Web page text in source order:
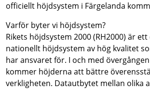
officiellt höjdsystem i Färgelanda
Varför byter vi höjdsystem?
Rikets höjdsystem 2000 (RH2000) är
nationellt höjdsystem av hög kvalitet
har ansvaret för. I och med
kommer höjderna att bättre
verkligheten. Datautbytet mellan olika